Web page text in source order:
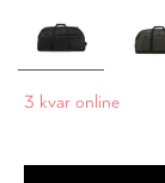
3 kvar online